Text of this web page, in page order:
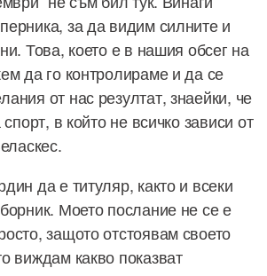
за да видим силните и
Това, което е в нашия обсег на
да го контролираме и да се
от нас резултат, знаейки, че
в който не всичко зависи от
да е титуляр, както и всеки
Моето послание не се е
защото отстоявам своето
виждам какво показват